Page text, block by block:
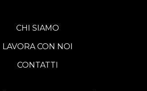
CHI SIAMO
LAVORA CON NOI
CONTATTI